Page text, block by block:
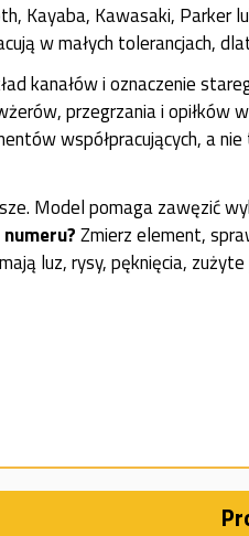
Kayaba, Kawasaki,
w małych
kanałów i oznaczenie
przegrzania i opiłków
współpracujących, a
Model pomaga zawęzić
Zmierz element,
luz, rysy, pęknięcia,